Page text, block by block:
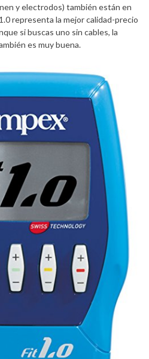
y electrodos) también están en
representa la mejor calidad-precio
si buscas uno sin cables, la
es muy buena.